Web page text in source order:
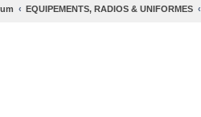
EQUIPEMENTS, RADIOS & UNIFORMES